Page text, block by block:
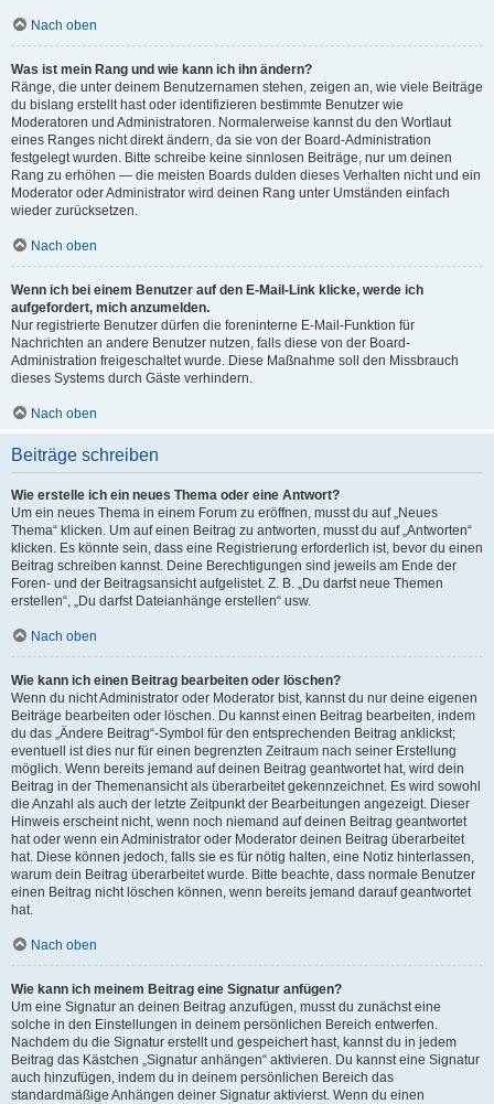
Nach oben
Was ist mein Rang und wie kann ich ihn ändern?
Ränge, die unter deinem Benutzernamen stehen, zeigen an, wie viele Beiträge
du bislang erstellt hast oder identifizieren bestimmte Benutzer wie
Moderatoren und Administratoren. Normalerweise kannst du den Wortlaut
eines Ranges nicht direkt ändern, da sie von der Board-Administration
festgelegt wurden. Bitte schreibe keine sinnlosen Beiträge, nur um deinen
Rang zu erhöhen — die meisten Boards dulden dieses Verhalten nicht und ein
Moderator oder Administrator wird deinen Rang unter Umständen einfach
wieder zurücksetzen.
Nach oben
Wenn ich bei einem Benutzer auf den E-Mail-Link klicke, werde ich
aufgefordert, mich anzumelden.
Nur registrierte Benutzer dürfen die foreninterne E-Mail-Funktion für
Nachrichten an andere Benutzer nutzen, falls diese von der Board-
Administration freigeschaltet wurde. Diese Maßnahme soll den Missbrauch
dieses Systems durch Gäste verhindern.
Nach oben
Beiträge schreiben
Wie erstelle ich ein neues Thema oder eine Antwort?
Um ein neues Thema in einem Forum zu eröffnen, musst du auf „Neues
Thema“ klicken. Um auf einen Beitrag zu antworten, musst du auf „Antworten“
klicken. Es könnte sein, dass eine Registrierung erforderlich ist, bevor du einen
Beitrag schreiben kannst. Deine Berechtigungen sind jeweils am Ende der
Foren- und der Beitragsansicht aufgelistet. Z. B. „Du darfst neue Themen
erstellen“, „Du darfst Dateianhänge erstellen“ usw.
Nach oben
Wie kann ich einen Beitrag bearbeiten oder löschen?
Wenn du nicht Administrator oder Moderator bist, kannst du nur deine eigenen
Beiträge bearbeiten oder löschen. Du kannst einen Beitrag bearbeiten, indem
du das „Ändere Beitrag“-Symbol für den entsprechenden Beitrag anklickst;
eventuell ist dies nur für einen begrenzten Zeitraum nach seiner Erstellung
möglich. Wenn bereits jemand auf deinen Beitrag geantwortet hat, wird dein
Beitrag in der Themenansicht als überarbeitet gekennzeichnet. Es wird sowohl
die Anzahl als auch der letzte Zeitpunkt der Bearbeitungen angezeigt. Dieser
Hinweis erscheint nicht, wenn noch niemand auf deinen Beitrag geantwortet
hat oder wenn ein Administrator oder Moderator deinen Beitrag überarbeitet
hat. Diese können jedoch, falls sie es für nötig halten, eine Notiz hinterlassen,
warum dein Beitrag überarbeitet wurde. Bitte beachte, dass normale Benutzer
einen Beitrag nicht löschen können, wenn bereits jemand darauf geantwortet
hat.
Nach oben
Wie kann ich meinem Beitrag eine Signatur anfügen?
Um eine Signatur an deinen Beitrag anzufügen, musst du zunächst eine
solche in den Einstellungen in deinem persönlichen Bereich entwerfen.
Nachdem du die Signatur erstellt und gespeichert hast, kannst du in jedem
Beitrag das Kästchen „Signatur anhängen“ aktivieren. Du kannst eine Signatur
auch hinzufügen, indem du in deinem persönlichen Bereich das
standardmäßige Anhängen deiner Signatur aktivierst. Wenn du einen